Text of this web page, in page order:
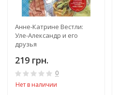
Анне-Катрине Вестли:
Уле-Александр и его
друзья
219 грн.
0
Нет в наличии